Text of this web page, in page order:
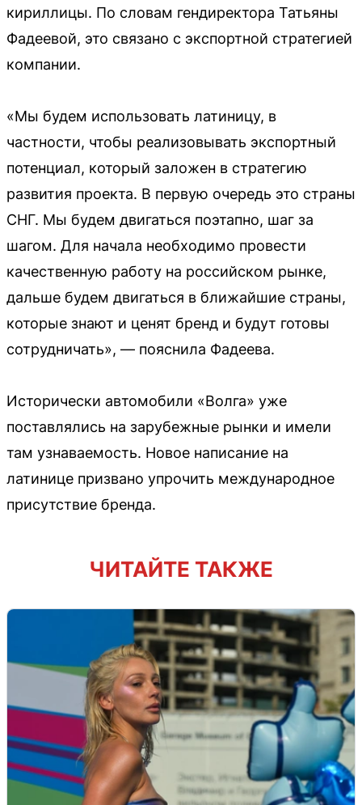
кириллицы. По словам гендиректора Татьяны
Фадеевой, это связано с экспортной стратегией
компании.
«Мы будем использовать латиницу, в
частности, чтобы реализовывать экспортный
потенциал, который заложен в стратегию
развития проекта. В первую очередь это страны
СНГ. Мы будем двигаться поэтапно, шаг за
шагом. Для начала необходимо провести
качественную работу на российском рынке,
дальше будем двигаться в ближайшие страны,
которые знают и ценят бренд и будут готовы
сотрудничать», — пояснила Фадеева.
Исторически автомобили «Волга» уже
поставлялись на зарубежные рынки и имели
там узнаваемость. Новое написание на
латинице призвано упрочить международное
присутствие бренда.
ЧИТАЙТЕ ТАКЖЕ